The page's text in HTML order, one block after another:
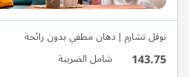
نوفل تشارم | دهان مطفي بدون رائحة
143.75 شامل الضريبة